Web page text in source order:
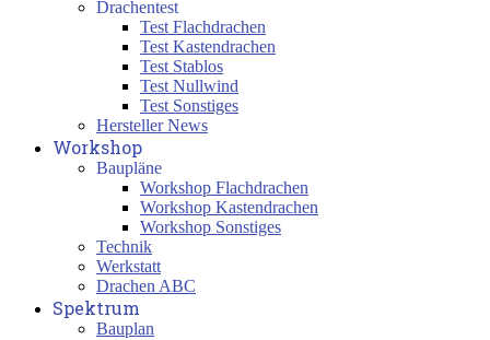
Drachentest
Test Flachdrachen
Test Kastendrachen
Test Stablos
Test Nullwind
Test Sonstiges
Hersteller News
Workshop
Baupläne
Workshop Flachdrachen
Workshop Kastendrachen
Workshop Sonstiges
Technik
Werkstatt
Drachen ABC
Spektrum
Bauplan